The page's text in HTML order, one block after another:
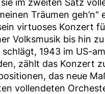
im zweiten Satz
Träumen geh’n"
virtuoses Konzert
Volksmusik bis hin
1943 im US-
zählt das Konzert
das neue
vollendeten